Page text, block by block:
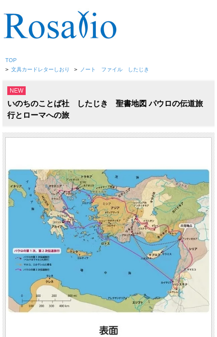
TOP
> 文具カードレターしおり > ノート ファイル したじき
NEW
いのちのことば社 したじき 聖書地図 パウロの伝道旅
行とローマへの旅